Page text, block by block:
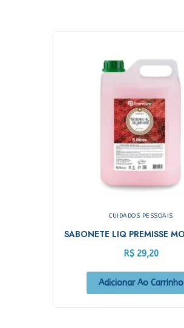
CUIDADOS PESSOAIS
R$29,20
Adicionar Ao Carrinho